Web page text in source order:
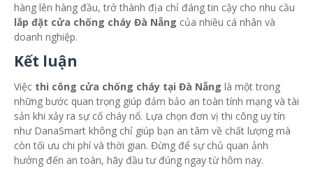
hàng lên hàng đầu, trở thành địa chỉ đáng tin cậy cho nhu cầu
lắp đặt cửa chống cháy Đà Nẵng của nhiều cá nhân và
doanh nghiệp.
Kết luận
Việc thi công cửa chống cháy tại Đà Nẵng là một trong
những bước quan trọng giúp đảm bảo an toàn tính mạng và tài
sản khi xảy ra sự cố cháy nổ. Lựa chọn đơn vị thi công uy tín
như DanaSmart không chỉ giúp bạn an tâm về chất lượng mà
còn tối ưu chi phí và thời gian. Đừng để sự chủ quan ảnh
hưởng đến an toàn, hãy đầu tư đúng ngay từ hôm nay.